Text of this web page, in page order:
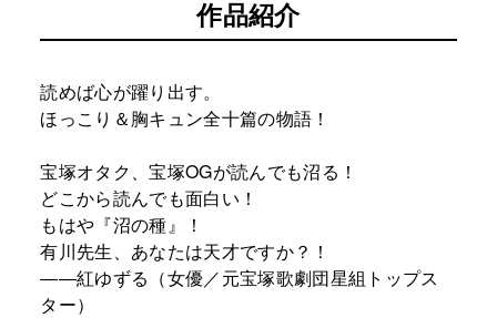
作品紹介
読めば心が躍り出す。
ほっこり＆胸キュン全十篇の物語！
宝塚オタク、宝塚OGが読んでも沼る！
どこから読んでも面白い！
もはや『沼の種』！
有川先生、あなたは天才ですか？！
――紅ゆずる（女優／元宝塚歌劇団星組トップス
ター）